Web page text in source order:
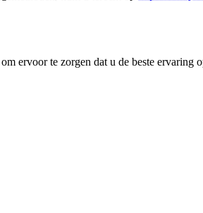
ervoor te zorgen dat u de beste ervaring